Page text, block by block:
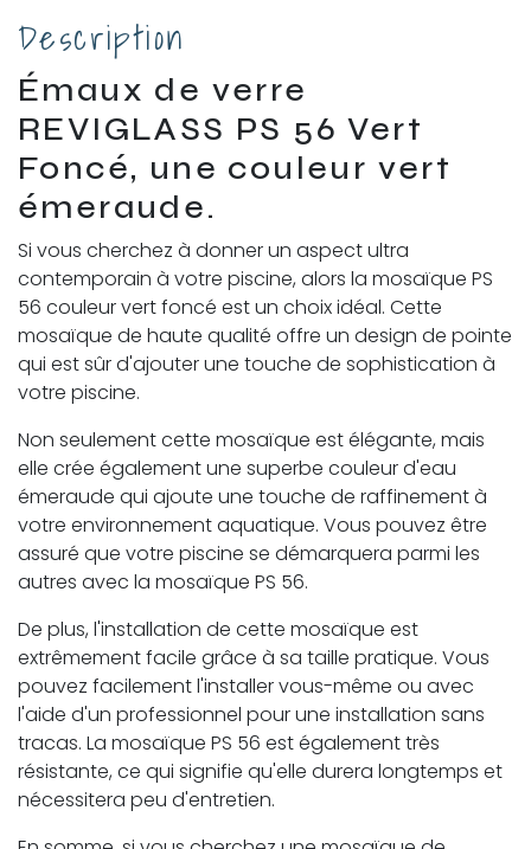
Description
Émaux de verre
REVIGLASS PS 56 Vert
Foncé, une couleur vert
émeraude.
Si vous cherchez à donner un aspect ultra
contemporain à votre piscine, alors la mosaïque PS
56 couleur vert foncé est un choix idéal. Cette
mosaïque de haute qualité offre un design de pointe
qui est sûr d'ajouter une touche de sophistication à
votre piscine.
Non seulement cette mosaïque est élégante, mais
elle crée également une superbe couleur d'eau
émeraude qui ajoute une touche de raffinement à
votre environnement aquatique. Vous pouvez être
assuré que votre piscine se démarquera parmi les
autres avec la mosaïque PS 56.
De plus, l'installation de cette mosaïque est
extrêmement facile grâce à sa taille pratique. Vous
pouvez facilement l'installer vous-même ou avec
l'aide d'un professionnel pour une installation sans
tracas. La mosaïque PS 56 est également très
résistante, ce qui signifie qu'elle durera longtemps et
nécessitera peu d'entretien.